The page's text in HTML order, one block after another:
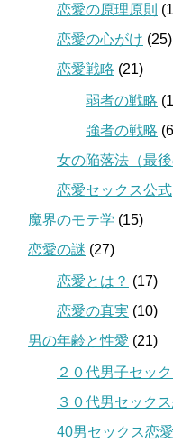
恋愛の原理原則
恋愛の心がけ (25)
恋愛戦略 (21)
弱者の戦略
強者の戦略
女の陥落法（最後
恋愛セックス公式
魔界のモテ学 (15)
恋愛の謎 (27)
恋愛とは？ (17)
恋愛の真実 (10)
男の年齢と性愛 (21)
２０代男子セッ
３０代男セック
40男セックス恋愛